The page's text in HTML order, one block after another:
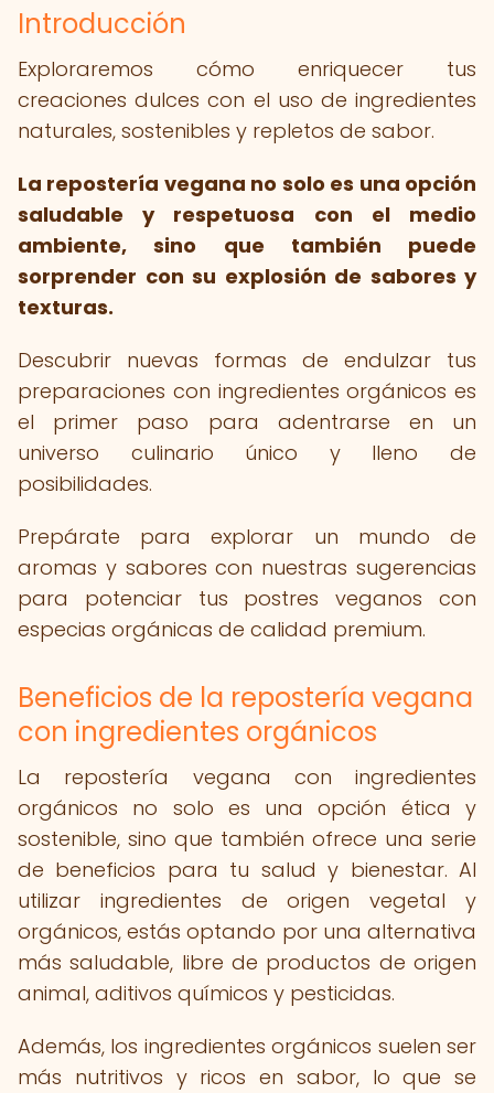
Introducción
Exploraremos cómo enriquecer tus
creaciones dulces con el uso de ingredientes
naturales, sostenibles y repletos de sabor.
La repostería vegana no solo es una opción
saludable y respetuosa con el medio
ambiente, sino que también puede
sorprender con su explosión de sabores y
texturas.
Descubrir nuevas formas de endulzar tus
preparaciones con ingredientes orgánicos es
el primer paso para adentrarse en un
universo culinario único y lleno de
posibilidades.
Prepárate para explorar un mundo de
aromas y sabores con nuestras sugerencias
para potenciar tus postres veganos con
especias orgánicas de calidad premium.
Beneficios de la repostería vegana
con ingredientes orgánicos
La repostería vegana con ingredientes
orgánicos no solo es una opción ética y
sostenible, sino que también ofrece una serie
de beneficios para tu salud y bienestar. Al
utilizar ingredientes de origen vegetal y
orgánicos, estás optando por una alternativa
más saludable, libre de productos de origen
animal, aditivos químicos y pesticidas.
Además, los ingredientes orgánicos suelen ser
más nutritivos y ricos en sabor, lo que se